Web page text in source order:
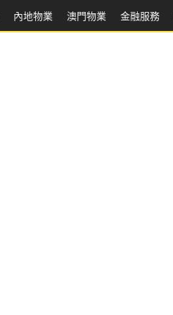
內地物業 澳門物業 金融服務